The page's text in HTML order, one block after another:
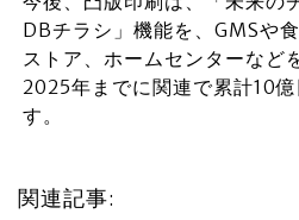
DBチラシ」機能を、GMSや
ストア、ホームセンターなど
2025年までに関連で累計10
す。
関連記事: